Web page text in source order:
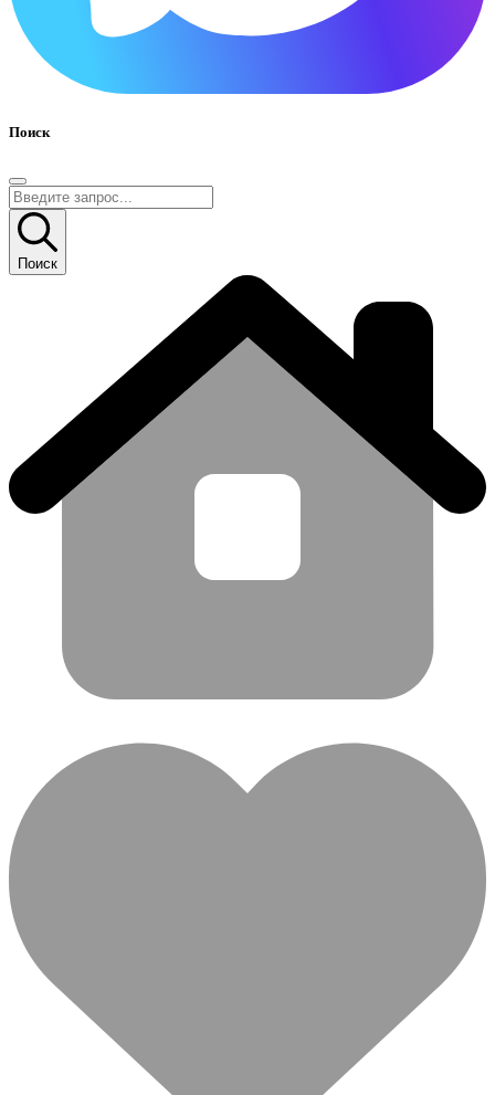
Поиск
Поиск